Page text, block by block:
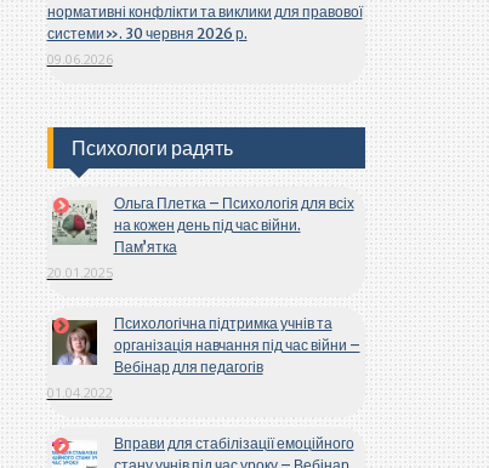
нормативні конфлікти та виклики для правової
системи». 30 червня 2026 р.
09.06.2026
Психологи радять
Ольга Плетка – Психологія для всіх
на кожен день під час війни.
Пам’ятка
20.01.2025
Психологічна підтримка учнів та
організація навчання під час війни –
Вебінар для педагогів
01.04.2022
Вправи для стабілізації емоційного